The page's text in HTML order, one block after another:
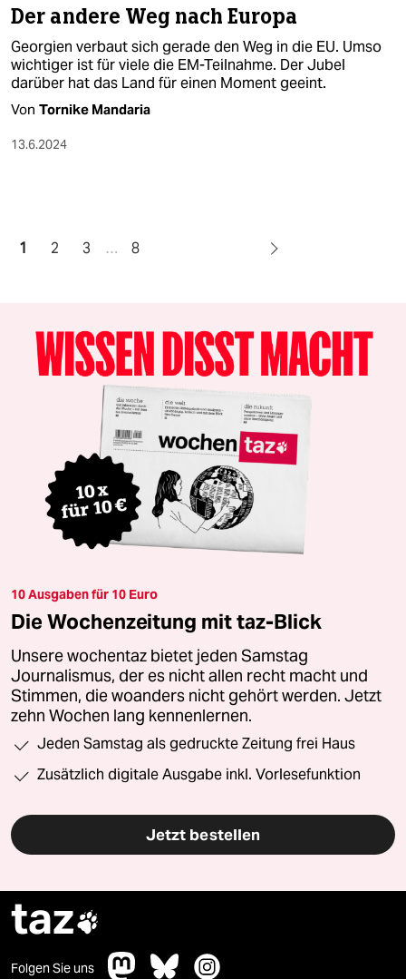
Der andere Weg nach Europa
Georgien verbaut sich gerade den Weg in die EU. Umso
wichtiger ist für viele die EM-Teilnahme. Der Jubel
darüber hat das Land für einen Moment geeint.
Von Tornike Mandaria
13.6.2024
1 2 3 … 8
10 Ausgaben für 10 Euro
Die Wochenzeitung mit taz-Blick
Unsere wochentaz bietet jeden Samstag
Journalismus, der es nicht allen recht macht und
Stimmen, die woanders nicht gehört werden. Jetzt
zehn Wochen lang kennenlernen.
Jeden Samstag als gedruckte Zeitung frei Haus
Zusätzlich digitale Ausgabe inkl. Vorlesefunktion
Jetzt bestellen
taz
Folgen Sie uns